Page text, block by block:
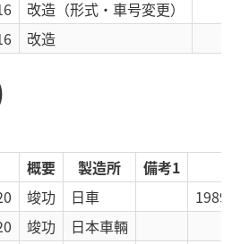
改造 （形式・車号変更）
改造
概要 製造所
備考1
竣功 日車
竣功
日本車輛